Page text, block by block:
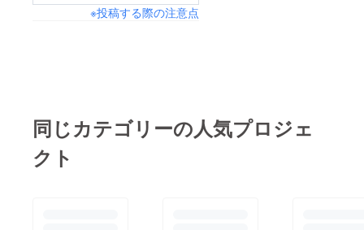
※投稿する際の注意点
同じカテゴリーの人気プロジェ
クト